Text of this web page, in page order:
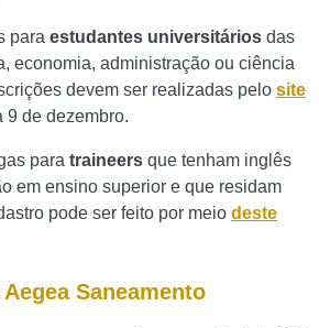
para estudantes universitários das
economia, administração ou ciência
devem ser realizadas pelo site
9 de dezembro.
para traineers que tenham inglês
em ensino superior e que residam
pode ser feito por meio deste
Saneamento